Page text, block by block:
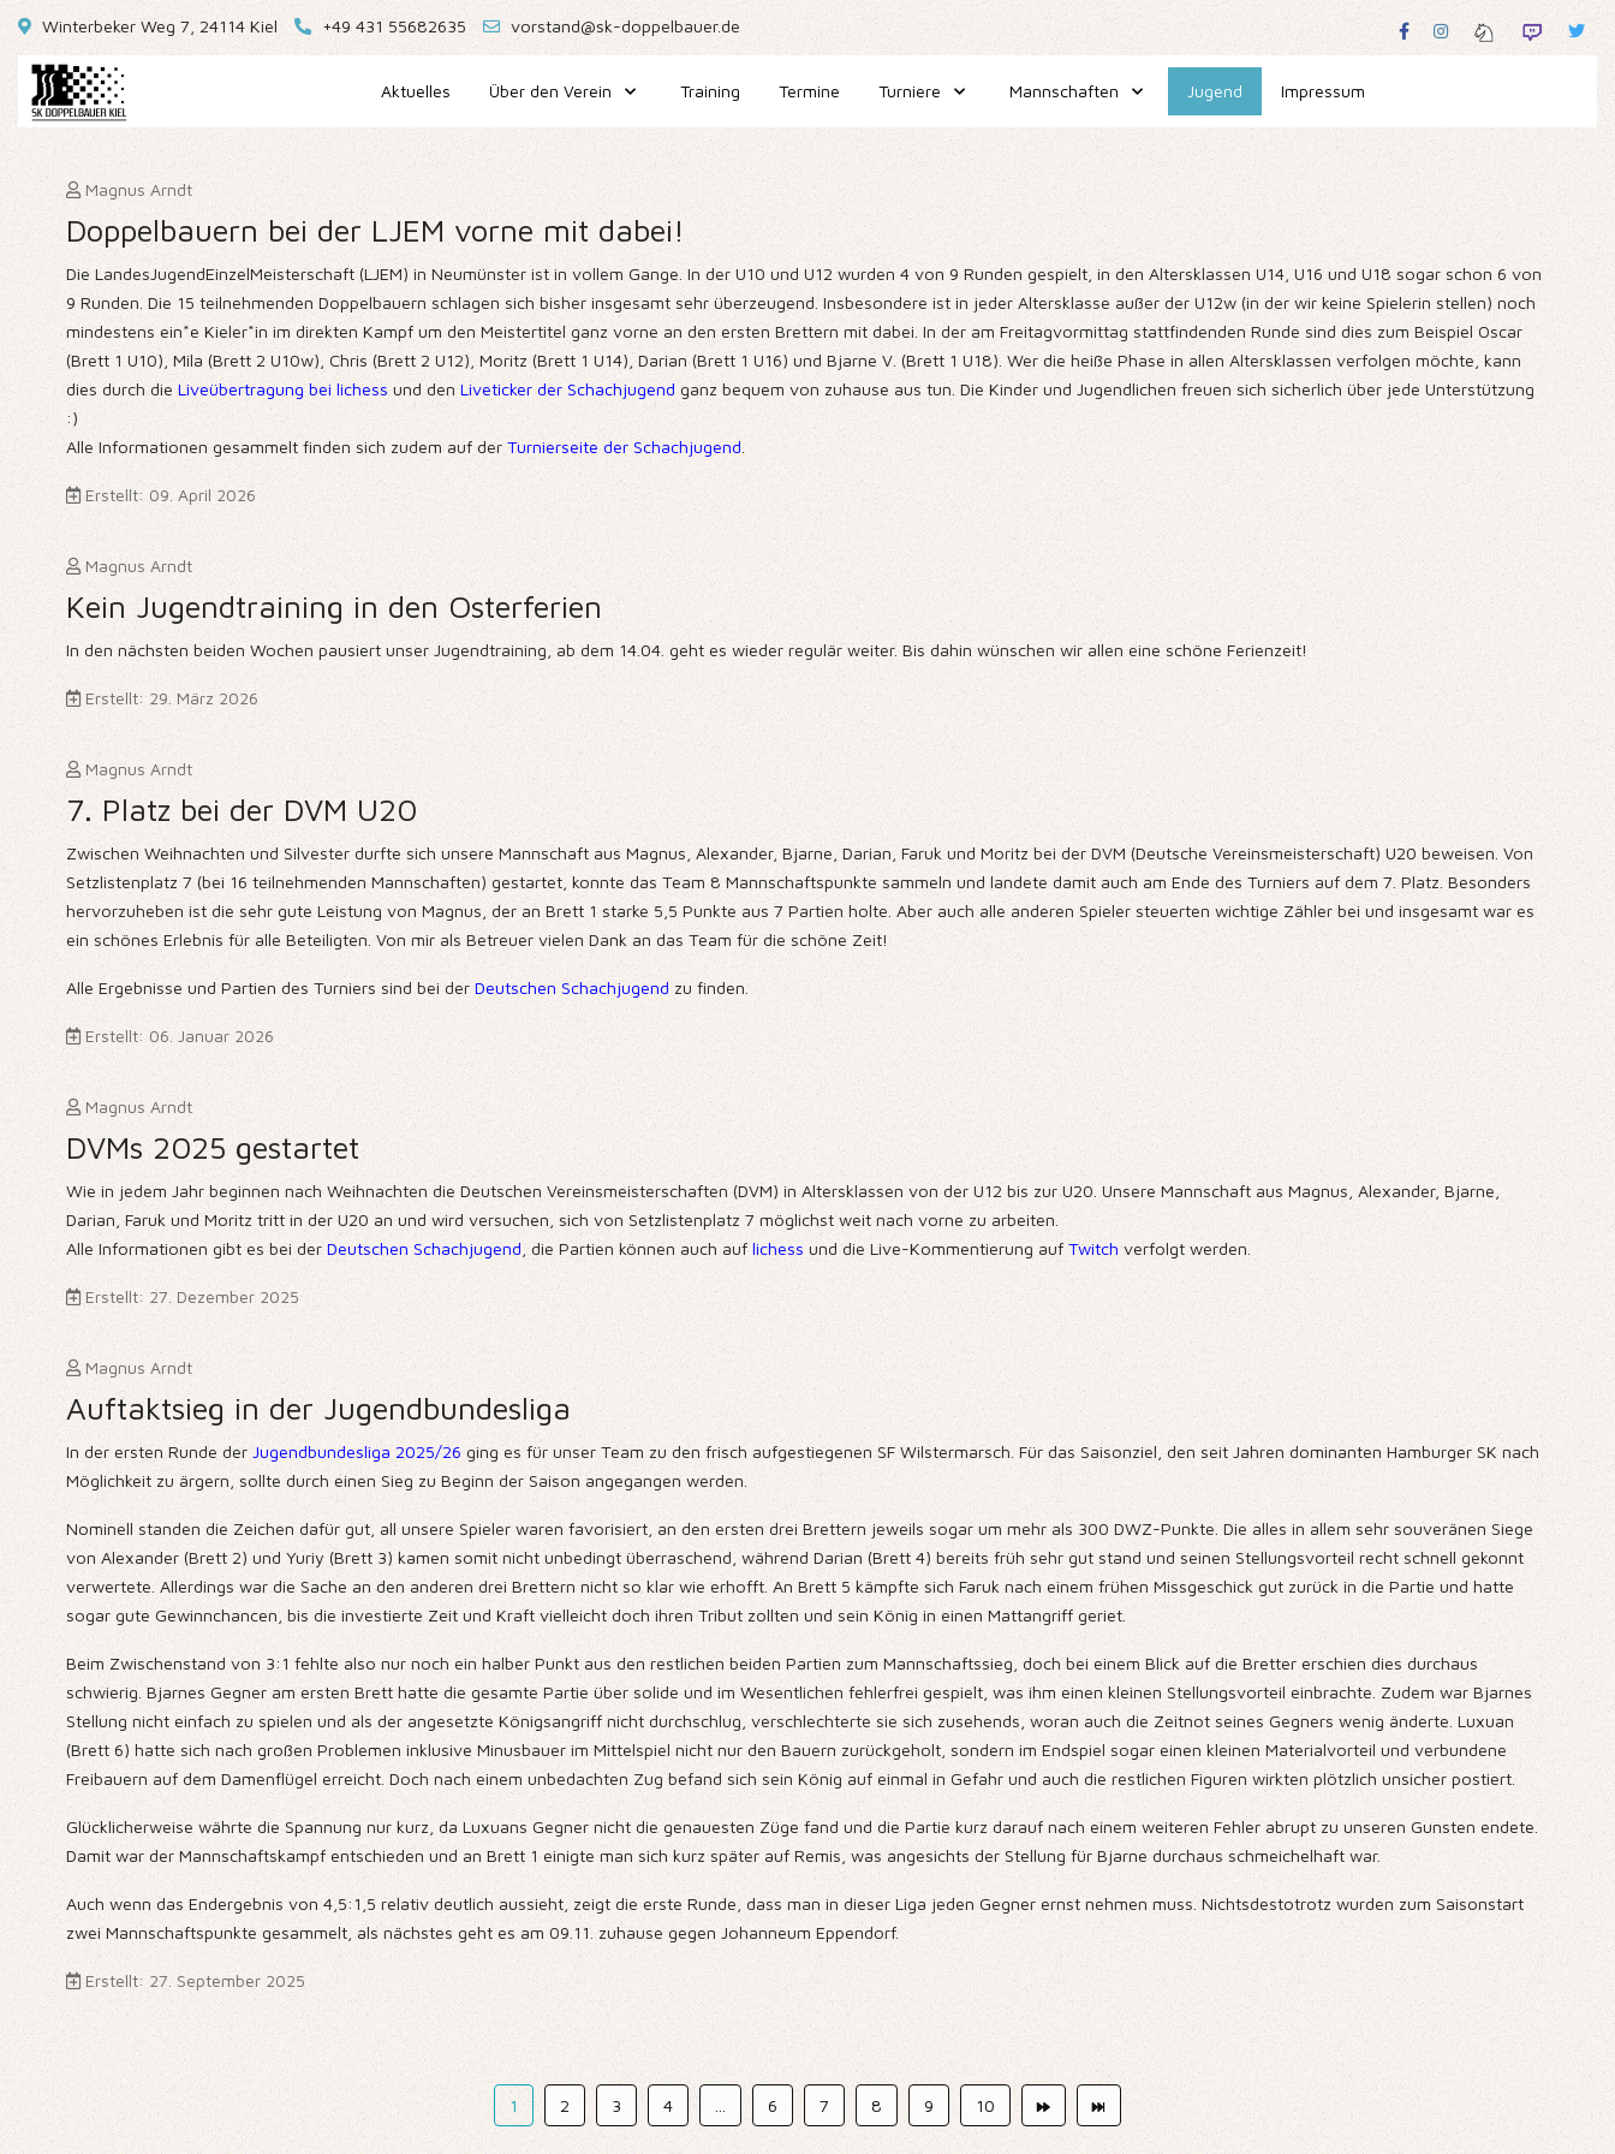
Winterbeker Weg 7, 24114 Kiel +49 431 55682635 vorstand@sk-doppelbauer.de
Aktuelles Über den Verein Training Termine Turniere Mannschaften Jugend Impressum
Magnus Arndt
Doppelbauern bei der LJEM vorne mit dabei!
Die LandesJugendEinzelMeisterschaft (LJEM) in Neumünster ist in vollem Gange. In der U10 und U12 wurden 4 von 9 Runden gespielt, in den Altersklassen U14, U16 und U18 sogar schon 6 von
9 Runden. Die 15 teilnehmenden Doppelbauern schlagen sich bisher insgesamt sehr überzeugend. Insbesondere ist in jeder Altersklasse außer der U12w (in der wir keine Spielerin stellen) noch
mindestens ein*e Kieler*in im direkten Kampf um den Meistertitel ganz vorne an den ersten Brettern mit dabei. In der am Freitagvormittag stattfindenden Runde sind dies zum Beispiel Oscar
(Brett 1 U10), Mila (Brett 2 U10w), Chris (Brett 2 U12), Moritz (Brett 1 U14), Darian (Brett 1 U16) und Bjarne V. (Brett 1 U18). Wer die heiße Phase in allen Altersklassen verfolgen möchte, kann
dies durch dieLiveübertragung bei lichess und denLiveticker der Schachjugend ganz bequem von zuhause aus tun. Die Kinder und Jugendlichen freuen sich sicherlich über jede Unterstützung
:)
Alle Informationen gesammelt finden sich zudem auf derTurnierseite der Schachjugend
Erstellt: 09. April 2026
Magnus Arndt
Kein Jugendtraining in den Osterferien
In den nächsten beiden Wochen pausiert unser Jugendtraining, ab dem 14.04. geht es wieder regulär weiter. Bis dahin wünschen wir allen eine schöne Ferienzeit!
Erstellt: 29. März 2026
Magnus Arndt
7. Platz bei der DVM U20
Zwischen Weihnachten und Silvester durfte sich unsere Mannschaft aus Magnus, Alexander, Bjarne, Darian, Faruk und Moritz bei der DVM (Deutsche Vereinsmeisterschaft) U20 beweisen. Von
Setzlistenplatz 7 (bei 16 teilnehmenden Mannschaften) gestartet, konnte das Team 8 Mannschaftspunkte sammeln und landete damit auch am Ende des Turniers auf dem 7. Platz. Besonders
hervorzuheben ist die sehr gute Leistung von Magnus, der an Brett 1 starke 5,5 Punkte aus 7 Partien holte. Aber auch alle anderen Spieler steuerten wichtige Zähler bei und insgesamt war es
ein schönes Erlebnis für alle Beteiligten. Von mir als Betreuer vielen Dank an das Team für die schöne Zeit!
Alle Ergebnisse und Partien des Turniers sind bei derDeutschen Schachjugend zu finden.
Erstellt: 06. Januar 2026
Magnus Arndt
DVMs 2025 gestartet
Wie in jedem Jahr beginnen nach Weihnachten die Deutschen Vereinsmeisterschaften (DVM) in Altersklassen von der U12 bis zur U20. Unsere Mannschaft aus Magnus, Alexander, Bjarne,
Darian, Faruk und Moritz tritt in der U20 an und wird versuchen, sich von Setzlistenplatz 7 möglichst weit nach vorne zu arbeiten.
Alle Informationen gibt es bei derDeutschen Schachjugend , die Partien können auch auflichess und die Live-Kommentierung aufTwitch verfolgt werden.
Erstellt: 27. Dezember 2025
Magnus Arndt
Auftaktsieg in der Jugendbundesliga
In der ersten Runde derJugendbundesliga 2025/26 ging es für unser Team zu den frisch aufgestiegenen SF Wilstermarsch. Für das Saisonziel, den seit Jahren dominanten Hamburger SK nach
Möglichkeit zu ärgern, sollte durch einen Sieg zu Beginn der Saison angegangen werden.
Nominell standen die Zeichen dafür gut, all unsere Spieler waren favorisiert, an den ersten drei Brettern jeweils sogar um mehr als 300 DWZ-Punkte. Die alles in allem sehr souveränen Siege
von Alexander (Brett 2) und Yuriy (Brett 3) kamen somit nicht unbedingt überraschend, während Darian (Brett 4) bereits früh sehr gut stand und seinen Stellungsvorteil recht schnell gekonnt
verwertete. Allerdings war die Sache an den anderen drei Brettern nicht so klar wie erhofft. An Brett 5 kämpfte sich Faruk nach einem frühen Missgeschick gut zurück in die Partie und hatte
sogar gute Gewinnchancen, bis die investierte Zeit und Kraft vielleicht doch ihren Tribut zollten und sein König in einen Mattangriff geriet.
Beim Zwischenstand von 3:1 fehlte also nur noch ein halber Punkt aus den restlichen beiden Partien zum Mannschaftssieg, doch bei einem Blick auf die Bretter erschien dies durchaus
schwierig. Bjarnes Gegner am ersten Brett hatte die gesamte Partie über solide und im Wesentlichen fehlerfrei gespielt, was ihm einen kleinen Stellungsvorteil einbrachte. Zudem war Bjarnes
Stellung nicht einfach zu spielen und als der angesetzte Königsangriff nicht durchschlug, verschlechterte sie sich zusehends, woran auch die Zeitnot seines Gegners wenig änderte. Luxuan
(Brett 6) hatte sich nach großen Problemen inklusive Minusbauer im Mittelspiel nicht nur den Bauern zurückgeholt, sondern im Endspiel sogar einen kleinen Materialvorteil und verbundene
Freibauern auf dem Damenflügel erreicht. Doch nach einem unbedachten Zug befand sich sein König auf einmal in Gefahr und auch die restlichen Figuren wirkten plötzlich unsicher postiert.
Glücklicherweise währte die Spannung nur kurz, da Luxuans Gegner nicht die genauesten Züge fand und die Partie kurz darauf nach einem weiteren Fehler abrupt zu unseren Gunsten endete.
Damit war der Mannschaftskampf entschieden und an Brett 1 einigte man sich kurz später auf Remis, was angesichts der Stellung für Bjarne durchaus schmeichelhaft war.
Auch wenn das Endergebnis von 4,5:1,5 relativ deutlich aussieht, zeigt die erste Runde, dass man in dieser Liga jeden Gegner ernst nehmen muss. Nichtsdestotrotz wurden zum Saisonstart
zwei Mannschaftspunkte gesammelt, als nächstes geht es am 09.11. zuhause gegen Johanneum Eppendorf.
Erstellt: 27. September 2025
1 2 3 4 6 7 8 9 10